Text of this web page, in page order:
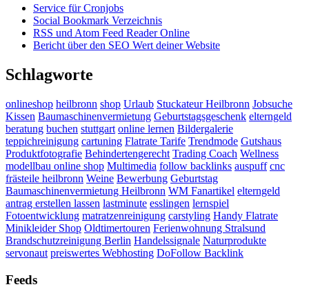
Service für Cronjobs
Social Bookmark Verzeichnis
RSS und Atom Feed Reader Online
Bericht über den SEO Wert deiner Website
Schlagworte
onlineshop heilbronn shop Urlaub Stuckateur Heilbronn Jobsuche
Kissen Baumaschinenvermietung Geburtstagsgeschenk elterngeld
beratung buchen stuttgart online lernen Bildergalerie
teppichreinigung cartuning Flatrate Tarife Trendmode Gutshaus
Produktfotografie Behindertengerecht Trading Coach Wellness
modellbau online shop Multimedia follow backlinks auspuff cnc
frästeile heilbronn Weine Bewerbung Geburtstag
Baumaschinenvermietung Heilbronn WM Fanartikel elterngeld
antrag erstellen lassen lastminute esslingen lernspiel
Fotoentwicklung matratzenreinigung carstyling Handy Flatrate
Minikleider Shop Oldtimertouren Ferienwohnung Stralsund
Brandschutzreinigung Berlin Handelssignale Naturprodukte
servonaut preiswertes Webhosting DoFollow Backlink
Feeds